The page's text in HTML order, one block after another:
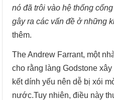
nó đã trôi vào hệ thống
gây ra các vấn đề ở những
thêm.
The Andrew Farrant, một
cho rằng làng Godstone
kết dính yếu nên dễ bị xói
nước.Tuy nhiên, điều này